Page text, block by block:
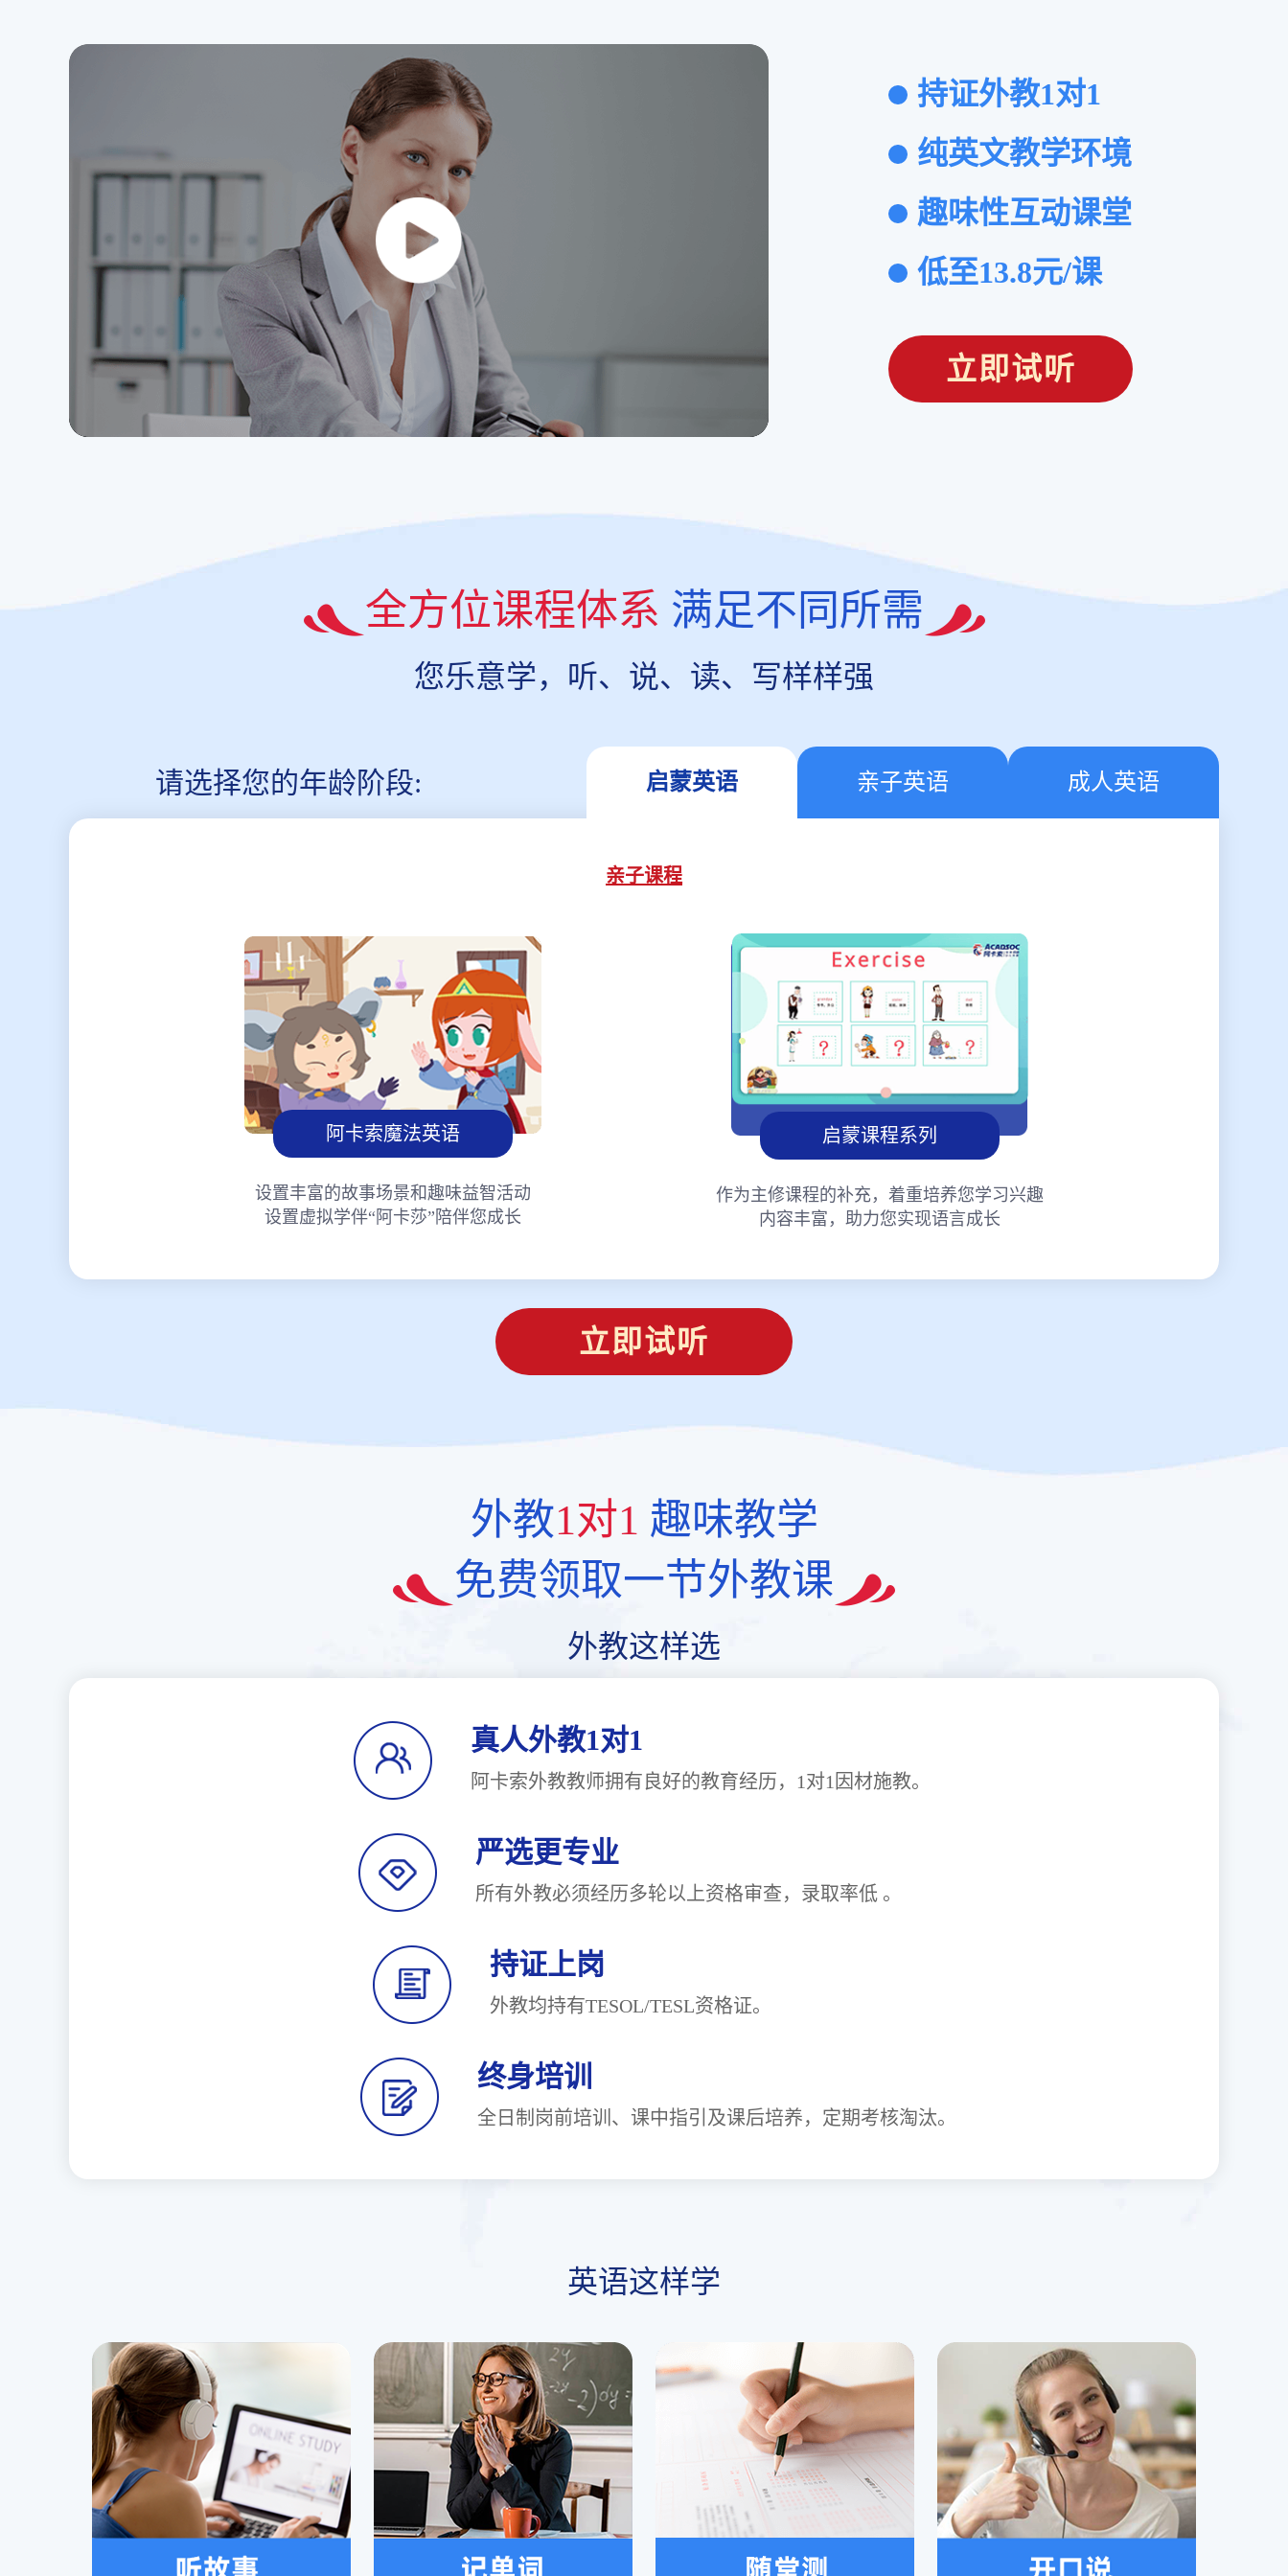
持证外教1对1
纯英文教学环境
趣味性互动课堂
低至13.8元/课
立即试听
全方位课程体系 满足不同所需
您乐意学，听、说、读、写样样强
请选择您的年龄阶段: 启蒙英语 亲子英语 成人英语
亲子课程
阿卡索魔法英语
设置丰富的故事场景和趣味益智活动
设置虚拟学伴“阿卡莎”陪伴您成长
启蒙课程系列
作为主修课程的补充，着重培养您学习兴趣
内容丰富，助力您实现语言成长
立即试听
外教1对1 趣味教学
免费领取一节外教课
外教这样选
真人外教1对1
阿卡索外教教师拥有良好的教育经历，1对1因材施教。
严选更专业
所有外教必须经历多轮以上资格审查，录取率低 。
持证上岗
外教均持有TESOL/TESL资格证。
终身培训
全日制岗前培训、课中指引及课后培养，定期考核淘汰。
英语这样学